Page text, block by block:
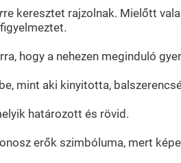
re keresztet rajzolnak. Mielőtt
hogy a nehezen meginduló
mint aki kinyitotta,
határozott és rövid.
erők szimbóluma, mert